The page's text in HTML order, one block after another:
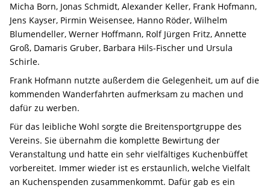
Micha Born, Jonas Schmidt, Alexander Keller, Frank Hofmann,
Jens Kayser, Pirmin Weisensee, Hanno Röder, Wilhelm
Blumendeller, Werner Hoffmann, Rolf Jürgen Fritz, Annette
Groß, Damaris Gruber, Barbara Hils-Fischer und Ursula
Schirle.
Frank Hofmann nutzte außerdem die Gelegenheit, um auf die
kommenden Wanderfahrten aufmerksam zu machen und
dafür zu werben.
Für das leibliche Wohl sorgte die Breitensportgruppe des
Vereins. Sie übernahm die komplette Bewirtung der
Veranstaltung und hatte ein sehr vielfältiges Kuchenbüffet
vorbereitet. Immer wieder ist es erstaunlich, welche Vielfalt
an Kuchenspenden zusammenkommt. Dafür gab es ein